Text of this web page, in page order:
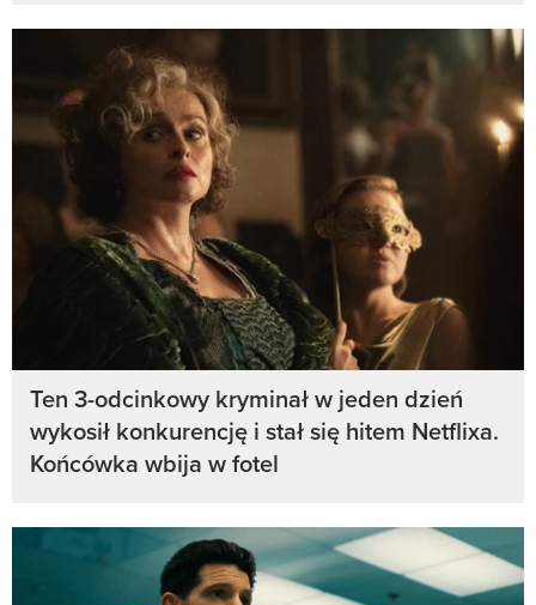
Ten 3-odcinkowy kryminał w jeden dzień
wykosił konkurencję i stał się hitem Netflixa.
Końcówka wbija w fotel